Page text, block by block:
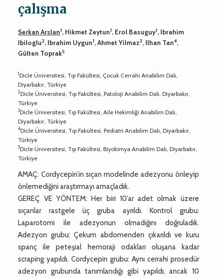
çalışma
Serkan Arslan1, Hikmet Zeytun1, Erol Basuguy1, Ibrahim
Ibiloglu2, Ibrahim Uygun1, Ahmet Yilmaz3, Ilhan Tan4,
Gülten Toprak5
1Dicle Üniversitesi, Tıp Fakültesi, Çocuk Cerrahi Anabilim Dalı,
Diyarbakır, Türkiye
2Dicle Üniversitesi, Tıp Fakültesi, Patoloji Anabilim Dalı, Diyarbakır,
Türkiye
3Dicle Üniversitesi, Tıp Fakültesi, Aile Hekimliği Anabilim Dalı,
Diyarbakır, Türkiye
4Dicle Üniversitesi, Tıp Fakültesi, Pediatri Anabilim Dalı, Diyarbakır,
Türkiye
5Dicle Üniversitesi, Tıp Fakültesi, Biyokimya Anabilim Dalı, Diyarbakır,
Türkiye
AMAÇ: Cordycepin’in sıçan modelinde adezyonu önleyip
önlemediğini araştırmayı amaçladık.
GEREÇ VE YÖNTEM: Her biri 10’ar adet olmak üzere
sıçanlar rastgele üç gruba ayrıldı. Kontrol grubu:
Laparotomi ile adezyonun olmadığını doğruladık.
Adezyon grubu: Çekum abdomenden çıkarıldı ve kuru
spanç ile peteşial hemoraji odakları oluşana kadar
scraping yapıldı. Cordycepin grubu: Aynı cerrahi prosedür
adezyon grubunda tanımlandığı gibi yapıldı, ancak 10